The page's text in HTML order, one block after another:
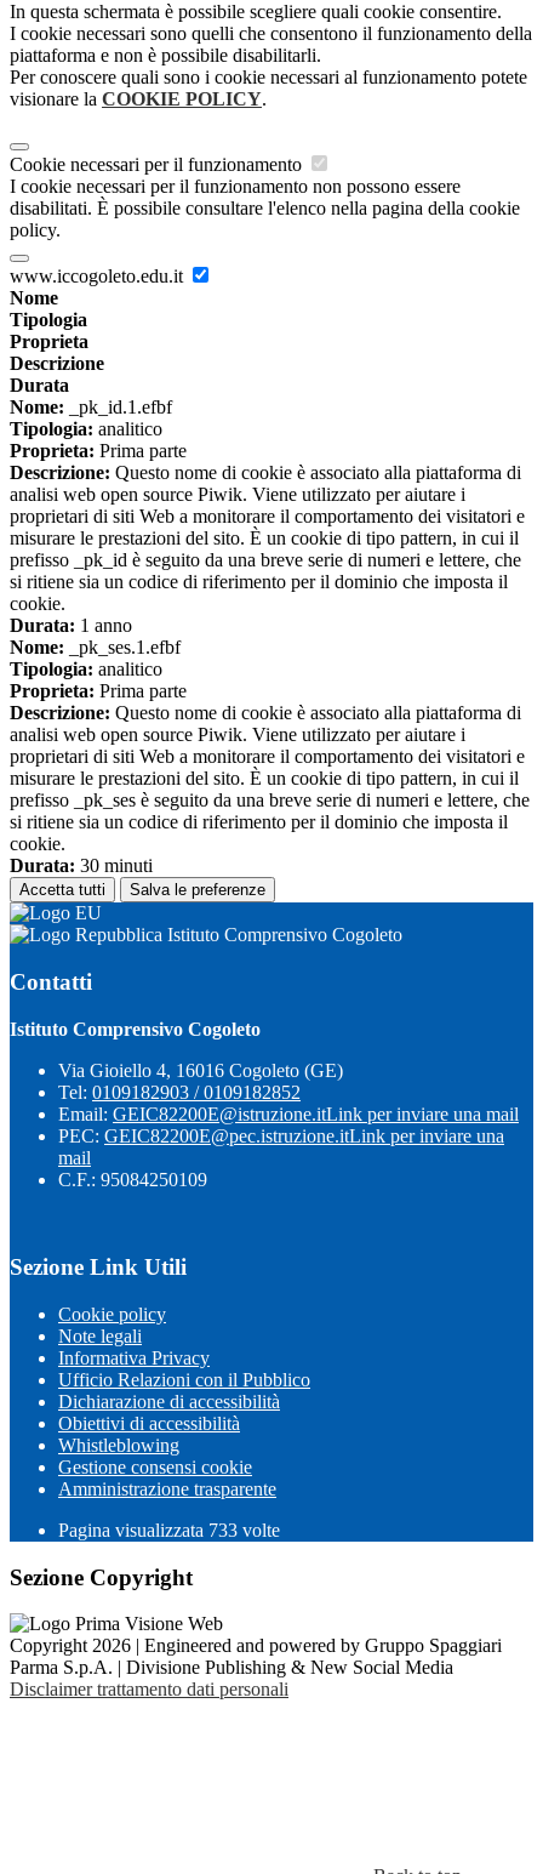
In questa schermata è possibile scegliere quali cookie consentire.
I cookie necessari sono quelli che consentono il funzionamento della
piattaforma e non è possibile disabilitarli.
Per conoscere quali sono i cookie necessari al funzionamento potete
visionare la COOKIE POLICY.
Cookie necessari per il funzionamento
I cookie necessari per il funzionamento non possono essere
disabilitati. È possibile consultare l'elenco nella pagina della cookie
policy.
www.iccogoleto.edu.it
Nome
Tipologia
Proprieta
Descrizione
Durata
Nome: _pk_id.1.efbf
Tipologia: analitico
Proprieta: Prima parte
Descrizione: Questo nome di cookie è associato alla piattaforma di
analisi web open source Piwik. Viene utilizzato per aiutare i
proprietari di siti Web a monitorare il comportamento dei visitatori e
misurare le prestazioni del sito. È un cookie di tipo pattern, in cui il
prefisso _pk_id è seguito da una breve serie di numeri e lettere, che
si ritiene sia un codice di riferimento per il dominio che imposta il
cookie.
Durata: 1 anno
Nome: _pk_ses.1.efbf
Tipologia: analitico
Proprieta: Prima parte
Descrizione: Questo nome di cookie è associato alla piattaforma di
analisi web open source Piwik. Viene utilizzato per aiutare i
proprietari di siti Web a monitorare il comportamento dei visitatori e
misurare le prestazioni del sito. È un cookie di tipo pattern, in cui il
prefisso _pk_ses è seguito da una breve serie di numeri e lettere, che
si ritiene sia un codice di riferimento per il dominio che imposta il
cookie.
Durata: 30 minuti
Accetta tutti Salva le preferenze
Istituto Comprensivo Cogoleto
Contatti
Istituto Comprensivo Cogoleto
Via Gioiello 4, 16016 Cogoleto (GE)
Tel: 0109182903 / 0109182852
Email: GEIC82200E@istruzione.itLink per inviare una mail
PEC: GEIC82200E@pec.istruzione.itLink per inviare una
mail
C.F.: 95084250109
Sezione Link Utili
Cookie policy
Note legali
Informativa Privacy
Ufficio Relazioni con il Pubblico
Dichiarazione di accessibilità
Obiettivi di accessibilità
Whistleblowing
Gestione consensi cookie
Amministrazione trasparente
Pagina visualizzata 733 volte
Sezione Copyright
Copyright 2026 | Engineered and powered by Gruppo Spaggiari
Parma S.p.A. | Divisione Publishing & New Social Media
Disclaimer trattamento dati personali